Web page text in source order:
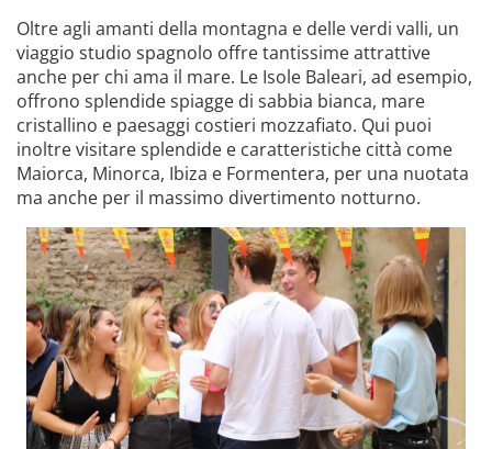
Oltre agli amanti della montagna e delle verdi valli, un
viaggio studio spagnolo offre tantissime attrattive
anche per chi ama il mare. Le Isole Baleari, ad esempio,
offrono splendide spiagge di sabbia bianca, mare
cristallino e paesaggi costieri mozzafiato. Qui puoi
inoltre visitare splendide e caratteristiche città come
Maiorca, Minorca, Ibiza e Formentera, per una nuotata
ma anche per il massimo divertimento notturno.